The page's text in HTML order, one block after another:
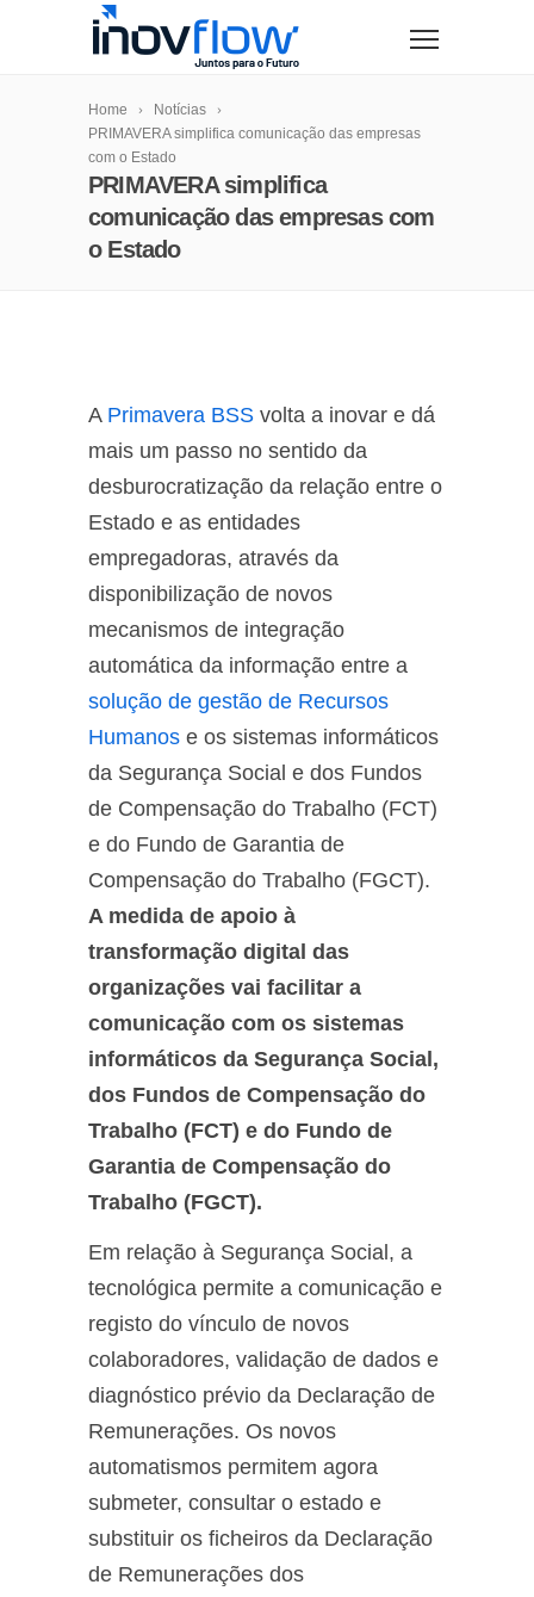
Home
Notícias
PRIMAVERA simplifica comunicação das empresas
com o Estado
PRIMAVERA simplifica
comunicação das empresas com
o Estado
A Primavera BSS volta a inovar e dá
mais um passo no sentido da
desburocratização da relação entre o
Estado e as entidades
empregadoras, através da
disponibilização de novos
mecanismos de integração
automática da informação entre a
solução de gestão de Recursos
Humanos e os sistemas informáticos
da Segurança Social e dos Fundos
de Compensação do Trabalho (FCT)
e do Fundo de Garantia de
Compensação do Trabalho (FGCT).
A medida de apoio à
transformação digital das
organizações vai facilitar a
comunicação com os sistemas
informáticos da Segurança Social,
dos Fundos de Compensação do
Trabalho (FCT) e do Fundo de
Garantia de Compensação do
Trabalho (FGCT).
Em relação à Segurança Social, a
tecnológica permite a comunicação e
registo do vínculo de novos
colaboradores, validação de dados e
diagnóstico prévio da Declaração de
Remunerações. Os novos
automatismos permitem agora
submeter, consultar o estado e
substituir os ficheiros da Declaração
de Remunerações dos